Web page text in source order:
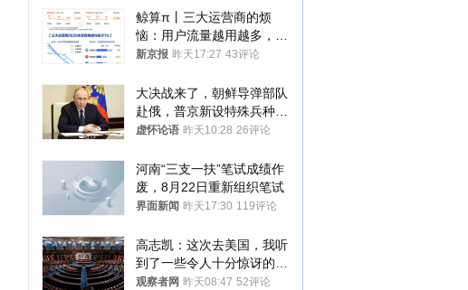
鲸算π丨三大运营商的烦
恼：用户流量越用越多，收
入却越来越少
新京报 昨天17:27 43评论
大决战来了，朝鲜导弹部队
赴俄，普京新设特殊兵种，
76岁老将扛旗
虚怀论语 昨天10:28 26评论
河南“三支一扶”笔试成绩作
废，8月22日重新组织笔试
界面新闻 昨天17:30 119评论
高志凯：这次去美国，我听
到了一些令人十分惊讶的消
息
观察者网 昨天08:47 52评论